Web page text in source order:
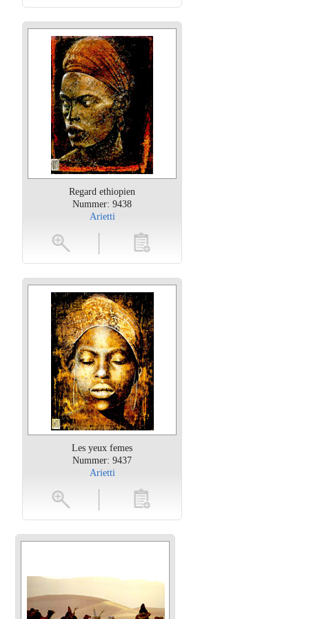
Regard ethiopien
Nummer: 9438
Arietti
toevoegen
Les yeux femes
Nummer: 9437
Arietti
toevoegen